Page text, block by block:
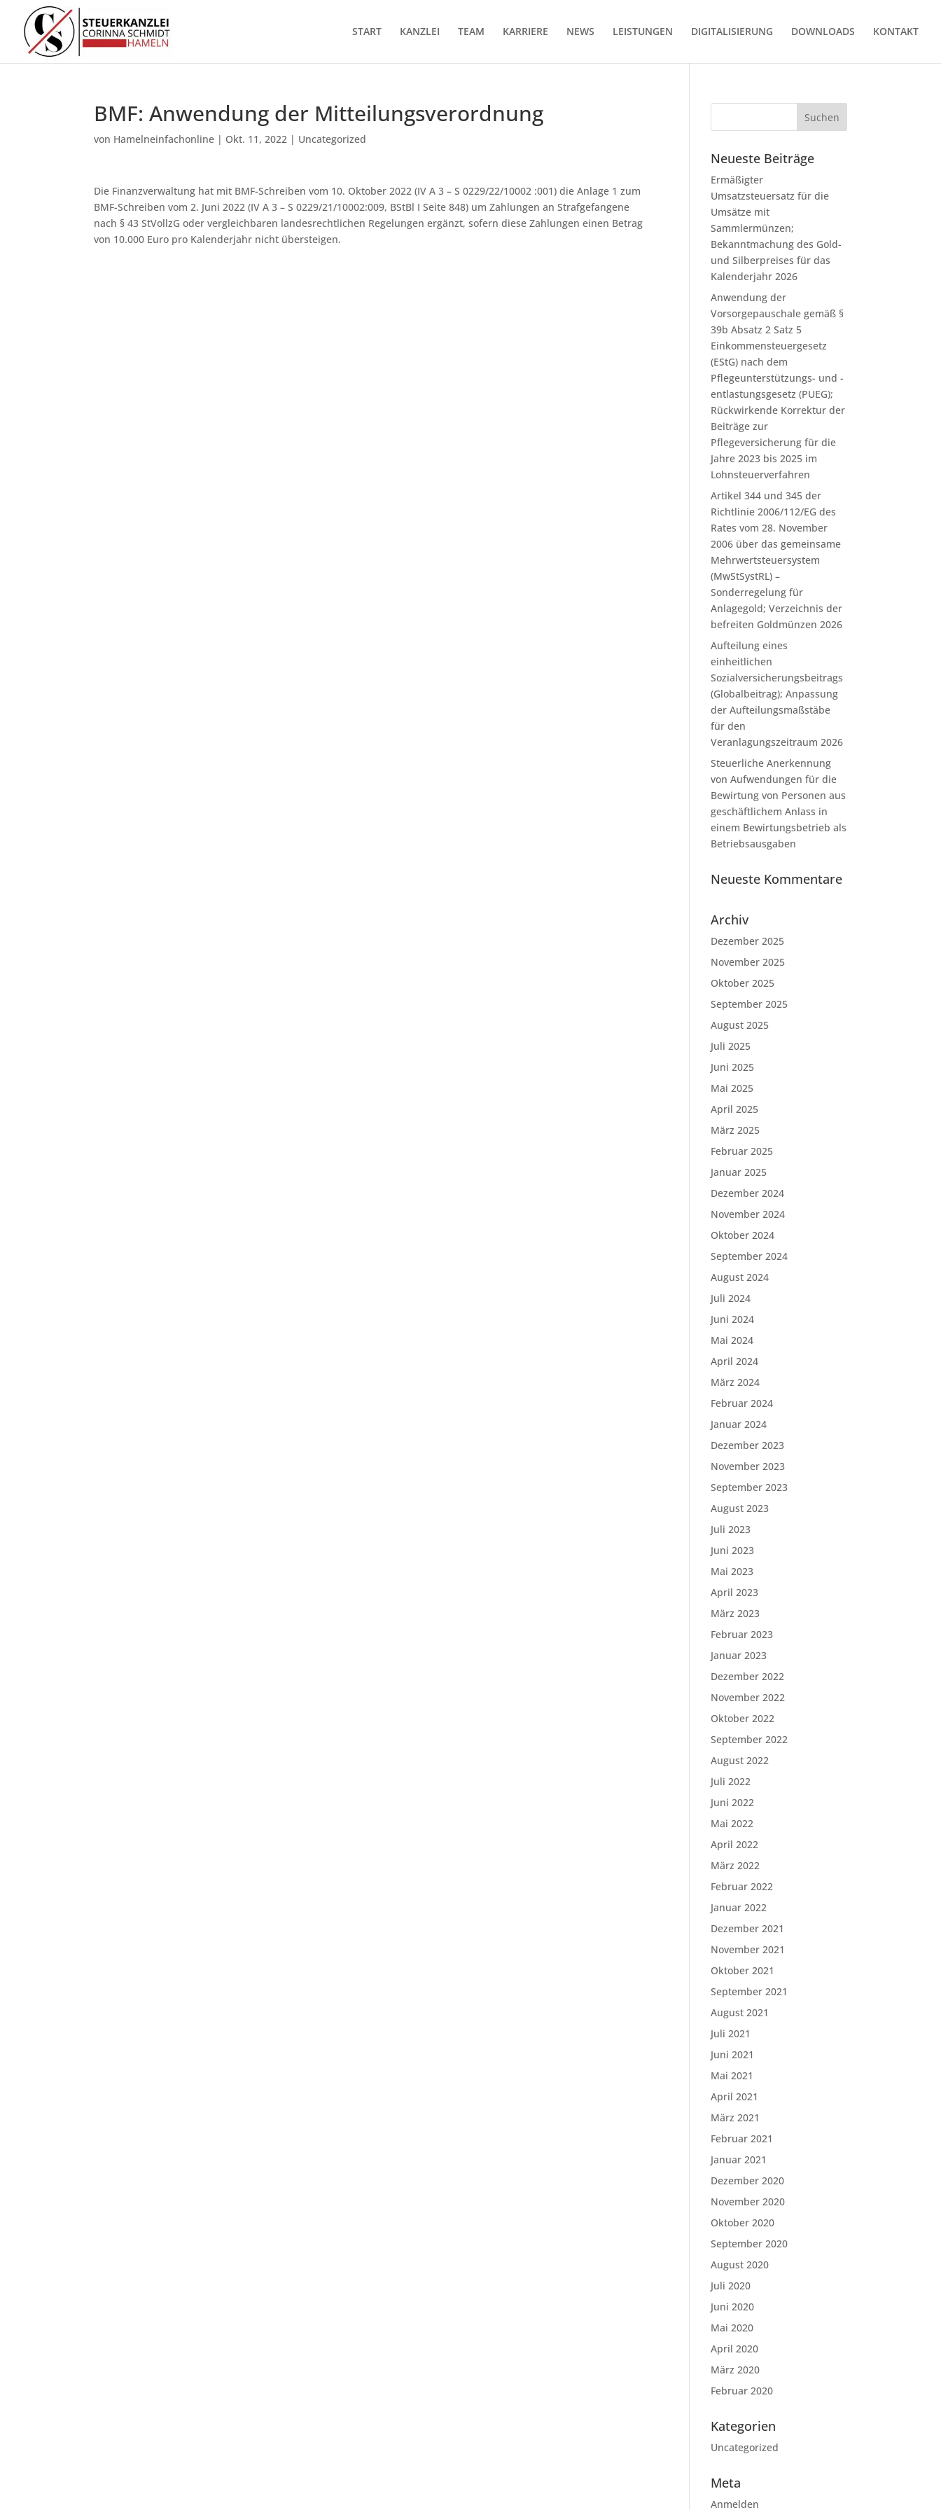
START KANZLEI TEAM KARRIERE NEWS LEISTUNGEN DIGITALISIERUNG DOWNLOADS KONTAKT
BMF: Anwendung der Mitteilungsverordnung
von Hamelneinfachonline | Okt. 11, 2022 | Uncategorized
Die Finanzverwaltung hat mit BMF-Schreiben vom 10. Oktober 2022 (IV A 3 – S 0229/22/10002 :001) die Anlage 1 zum
BMF-Schreiben vom 2. Juni 2022 (IV A 3 – S 0229/21/10002:009, BStBl I Seite 848) um Zahlungen an Strafgefangene
nach § 43 StVollzG oder vergleichbaren landesrechtlichen Regelungen ergänzt, sofern diese Zahlungen einen Betrag
von 10.000 Euro pro Kalenderjahr nicht übersteigen.
Neueste Beiträge
Ermäßigter
Umsatzsteuersatz für die
Umsätze mit
Sammlermünzen;
Bekanntmachung des Gold-
und Silberpreises für das
Kalenderjahr 2026
Anwendung der
Vorsorgepauschale gemäß §
39b Absatz 2 Satz 5
Einkommensteuergesetz
(EStG) nach dem
Pflegeunterstützungs- und -
entlastungsgesetz (PUEG);
Rückwirkende Korrektur der
Beiträge zur
Pflegeversicherung für die
Jahre 2023 bis 2025 im
Lohnsteuerverfahren
Artikel 344 und 345 der
Richtlinie 2006/112/EG des
Rates vom 28. November
2006 über das gemeinsame
Mehrwertsteuersystem
(MwStSystRL) –
Sonderregelung für
Anlagegold; Verzeichnis der
befreiten Goldmünzen 2026
Aufteilung eines
einheitlichen
Sozialversicherungsbeitrags
(Globalbeitrag); Anpassung
der Aufteilungsmaßstäbe
für den
Veranlagungszeitraum 2026
Steuerliche Anerkennung
von Aufwendungen für die
Bewirtung von Personen aus
geschäftlichem Anlass in
einem Bewirtungsbetrieb als
Betriebsausgaben
Neueste Kommentare
Archiv
Dezember 2025
November 2025
Oktober 2025
September 2025
August 2025
Juli 2025
Juni 2025
Mai 2025
April 2025
März 2025
Februar 2025
Januar 2025
Dezember 2024
November 2024
Oktober 2024
September 2024
August 2024
Juli 2024
Juni 2024
Mai 2024
April 2024
März 2024
Februar 2024
Januar 2024
Dezember 2023
November 2023
September 2023
August 2023
Juli 2023
Juni 2023
Mai 2023
April 2023
März 2023
Februar 2023
Januar 2023
Dezember 2022
November 2022
Oktober 2022
September 2022
August 2022
Juli 2022
Juni 2022
Mai 2022
April 2022
März 2022
Februar 2022
Januar 2022
Dezember 2021
November 2021
Oktober 2021
September 2021
August 2021
Juli 2021
Juni 2021
Mai 2021
April 2021
März 2021
Februar 2021
Januar 2021
Dezember 2020
November 2020
Oktober 2020
September 2020
August 2020
Juli 2020
Juni 2020
Mai 2020
April 2020
März 2020
Februar 2020
Kategorien
Uncategorized
Meta
Anmelden